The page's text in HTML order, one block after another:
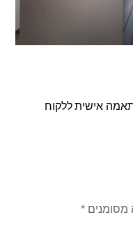
אישית ללקוח
מסומנים*